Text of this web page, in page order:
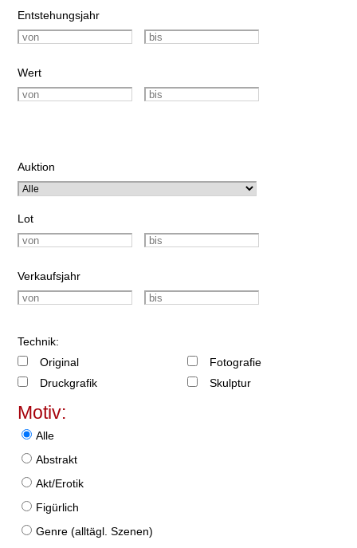
Entstehungsjahr
Wert
Auktion
Lot
Verkaufsjahr
Technik:
Original
Druckgrafik
Fotografie
Skulptur
Motiv:
Alle
Abstrakt
Akt/Erotik
Figürlich
Genre (alltägl. Szenen)